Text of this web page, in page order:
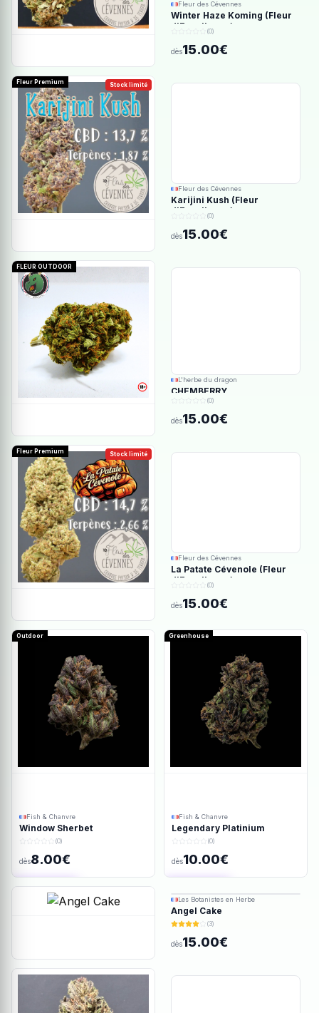
Fleur des Cévennes
Winter Haze Koming (Fleur
d'Excellence)
(0)
dès15.00€
Stock limité
Fleur Premium
Fleur des Cévennes
Karijini Kush (Fleur
d'Excellence)
(0)
dès15.00€
FLEUR OUTDOOR
L'herbe du dragon
CHEMBERRY
(0)
dès15.00€
Stock limité
Fleur Premium
Fleur des Cévennes
La Patate Cévenole (Fleur
d'Excellence)
(0)
dès15.00€
Outdoor
Fish & Chanvre
Window Sherbet
(0)
dès8.00€
Ajout rapide
Greenhouse
Fish & Chanvre
Legendary Platinium
(0)
dès10.00€
Les Botanistes en Herbe
Angel Cake
(3)
dès15.00€